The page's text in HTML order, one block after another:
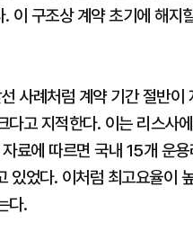
이 구조상 계약 초기에 해지
사례처럼 계약 기간 절반
다고 지적한다. 이는 리스사
료에 따르면 국내 15개 운
었다. 이처럼 최고요율이
다.